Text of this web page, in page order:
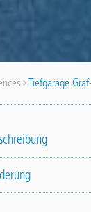
Tiefgarage